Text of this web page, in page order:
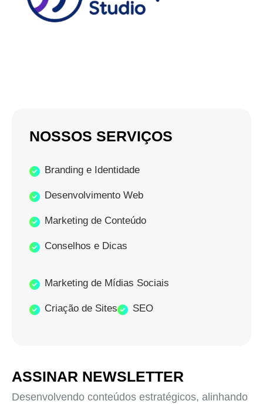
NOSSOS SERVIÇOS
Branding e Identidade
Desenvolvimento Web
Marketing de Conteúdo
Conselhos e Dicas
Marketing de Mídias Sociais
Criação de Sites SEO
ASSINAR NEWSLETTER
Desenvolvendo conteúdos estratégicos, alinhando